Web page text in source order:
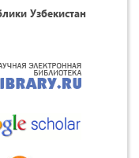
Узбекистан